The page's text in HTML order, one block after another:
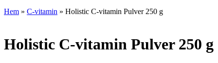
Hem » C-vitamin » Holistic C-vitamin Pulver 250 g
Holistic C-vitamin Pulver 250 g